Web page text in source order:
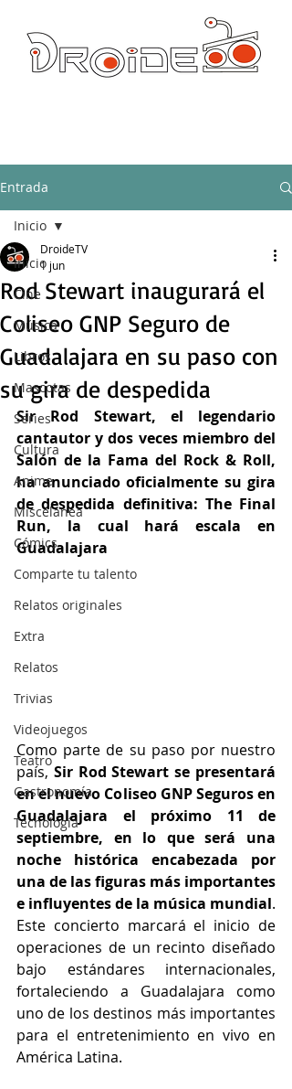
Entrada
Inicio
Cine
Música
Libros
Mascotas
Series
Cultura
Anime
Miscelánea
Cómics
Comparte tu talento
Relatos originales
Extra
Relatos
Trivias
Videojuegos
Teatro
Gastronomía
Tecnología
Inicio
Rod Stewart inaugurará el
Coliseo GNP Seguro de
Guadalajara en su paso con
su gira de despedida
DroideTV
1 jun
Sir Rod Stewart, el legendario
cantautor y dos veces miembro del
Salón de la Fama del Rock & Roll,
ha anunciado oficialmente su gira
de despedida definitiva: The Final
Run, la cual hará escala en
Guadalajara
Como parte de su paso por nuestro
país, Sir Rod Stewart se presentará
en el nuevo Coliseo GNP Seguros en
Guadalajara el próximo 11 de
septiembre, en lo que será una
noche histórica encabezada por
una de las figuras más importantes
e influyentes de la música mundial.
Este concierto marcará el inicio de
operaciones de un recinto diseñado
bajo estándares internacionales,
fortaleciendo a Guadalajara como
uno de los destinos más importantes
para el entretenimiento en vivo en
América Latina.